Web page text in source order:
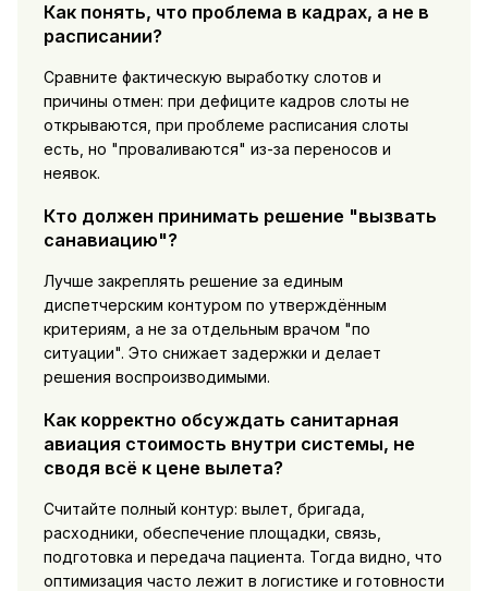
Как понять, что проблема в кадрах, а не в
расписании?
Сравните фактическую выработку слотов и
причины отмен: при дефиците кадров слоты не
открываются, при проблеме расписания слоты
есть, но "проваливаются" из-за переносов и
неявок.
Кто должен принимать решение "вызвать
санавиацию"?
Лучше закреплять решение за единым
диспетчерским контуром по утверждённым
критериям, а не за отдельным врачом "по
ситуации". Это снижает задержки и делает
решения воспроизводимыми.
Как корректно обсуждать санитарная
авиация стоимость внутри системы, не
сводя всё к цене вылета?
Считайте полный контур: вылет, бригада,
расходники, обеспечение площадки, связь,
подготовка и передача пациента. Тогда видно, что
оптимизация часто лежит в логистике и готовности